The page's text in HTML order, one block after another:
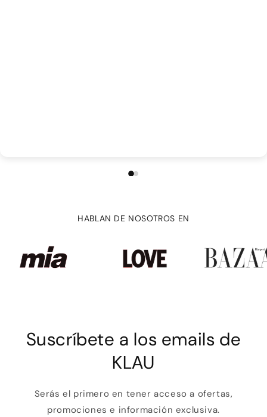
HABLAN DE NOSOTROS EN
Suscríbete a los emails de
KLAU
Serás el primero en tener acceso a ofertas,
promociones e información exclusiva.